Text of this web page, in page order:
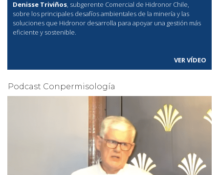
Denisse Triviños, subgerente Comercial de Hidronor Chile,
sobre los principales desafíos ambientales de la minería y las
soluciones que Hidronor desarrolla para apoyar una gestión más
eficiente y sostenible.
VER VÍDEO
Podcast Conpermisología